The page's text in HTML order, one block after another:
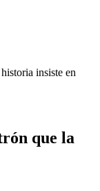
insiste en
que la